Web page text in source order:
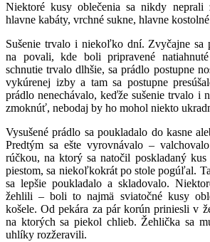
Niektoré kusy oblečenia sa nikdy
hlavne kabáty, vrchné sukne, hlavne
Sušenie trvalo i niekoľko dní. Zvyčajne sa
na povali, kde boli pripravené
schnutie trvalo dlhšie, sa prádlo postupne
vykúrenej izby a tam sa postupne
prádlo nenechávalo, keďže sušenie trvalo
zmoknúť, nebodaj by ho mohol niekto
Vysušené prádlo sa poukladalo do kasne
Predtým sa ešte vyrovnávalo –
rúčkou, na ktorý sa natočil poskladaný
piestom, sa niekoľkokrát po stole pogúľal.
sa lepšie poukladalo a skladovalo.
žehlili – boli to najmä sviatočné kusy
košele. Od pekára za pár korún priniesli v
na ktorých sa piekol chlieb. Žehlička sa
uhlíky rozžeravili.